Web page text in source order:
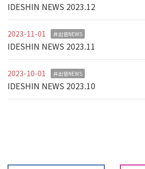
IDESHIN NEWS 2023.12
2023-11-01 井出信NEWS
IDESHIN NEWS 2023.11
2023-10-01 井出信NEWS
IDESHIN NEWS 2023.10